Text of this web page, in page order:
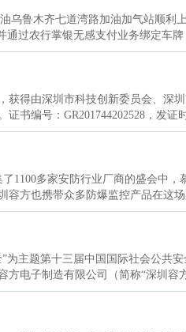
乌鲁木齐七道湾路加油加气站顺利
通过农行掌银无感支付业务绑定车
得由深圳市科技创新委员会、深
书编号：GR201744202528，发证
1100多家安防行业厂商的盛会中
容方也携带众多防爆监控产品在这
主题第十三届中国国际社会公共
电子制造有限公司（简称“深圳容